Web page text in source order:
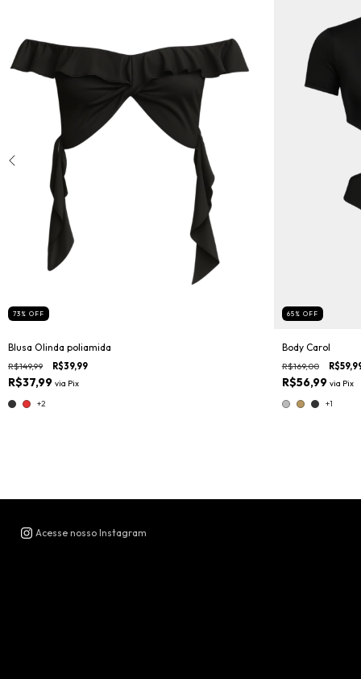
73 % OFF
Blusa Olinda poliamida
R$149,99 R$39,99
R$37,99 via Pix
+2
65 % OFF
Body Carol
R$169,00
R$56,99 via Pix
+1